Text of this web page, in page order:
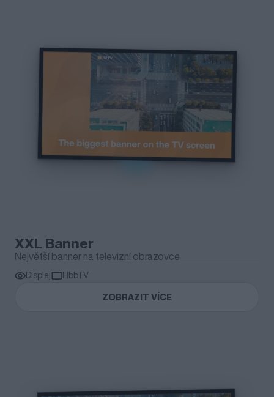
XXL Banner
Největší banner na televizní obrazovce
Displej
HbbTV
ZOBRAZIT VÍCE